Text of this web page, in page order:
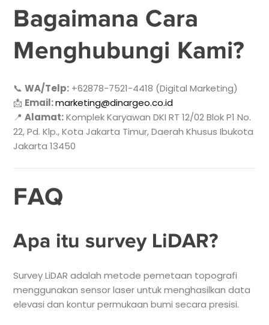
Bagaimana Cara
Menghubungi Kami?
📞WA/Telp: +62878-7521-4418 (Digital Marketing)
📩 Email:marketing@dinargeo.co.id
📍Alamat:Komplek Karyawan DKI RT 12/02 Blok P1 No.
22, Pd. Klp., Kota Jakarta Timur, Daerah Khusus Ibukota
Jakarta 13450
FAQ
Apa itu survey LiDAR?
Survey LiDAR adalah metode pemetaan topografi
menggunakan sensor laser untuk menghasilkan data
elevasi dan kontur permukaan bumi secara presisi.